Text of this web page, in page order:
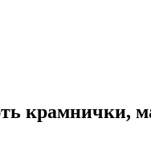
крамнички,